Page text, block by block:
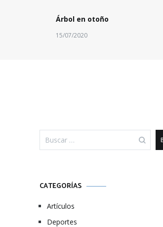
Árbol en otoño
15/07/2020
CATEGORÍAS
Artículos
Deportes